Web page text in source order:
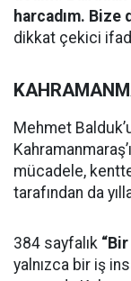
harcadım. Bize
dikkat çekici
Mehmet
mücadele,
tarafından da
384 sayfalık
yalnızca bir iş